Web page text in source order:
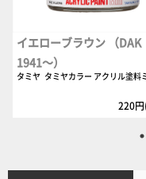
イエローブラウン （DAK
1941～）
タミヤ タミヤカラー アクリル塗料
220